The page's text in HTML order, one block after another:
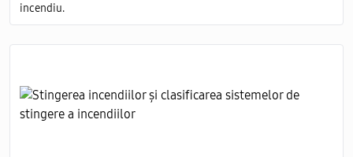
incendiu.